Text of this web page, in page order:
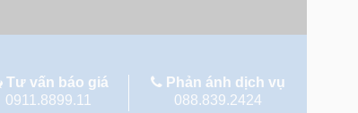
Tư vấn báo giá
0911.8899.11
Phản ánh dịch vụ
088.839.2424